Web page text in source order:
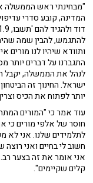
"מבחינתי ראש הממשלה
המדינה, קובע סדרי
להתגמש, להבין שמה
ותוודא שיהיו לנו
התגברנו על דברים
לנהל את הממשלה, יקבל
ישראל. החינוך זה
יותר לפתוח את הכיס
עוד אמר כי "המורים
חוסר של אלפי מורים כי
לתלמידים שלנו. אני לא
חשוב לי בחיים ואני
אני אומר את זה בצער
קלים שקיימים".